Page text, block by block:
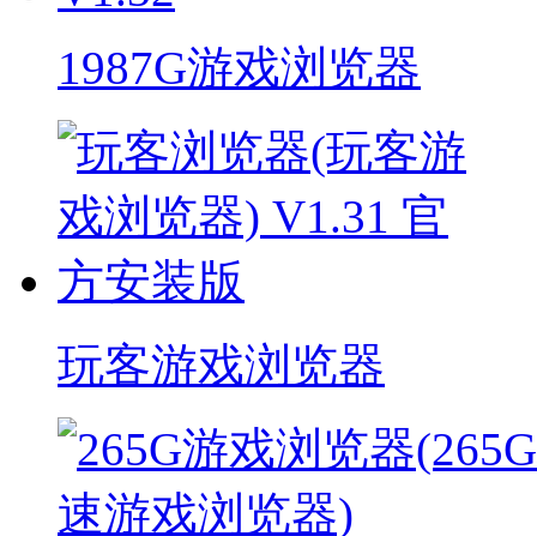
1987G游戏浏览器
玩客游戏浏览器